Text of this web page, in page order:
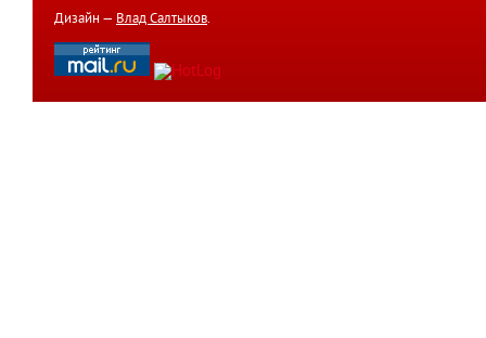
Дизайн — Влад Салтыков.